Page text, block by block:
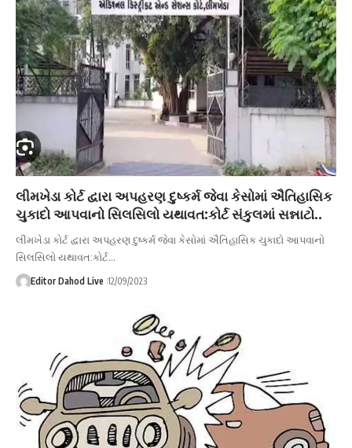
લીમખેડા કોર્ટ દ્વારા અપહરણ દુષ્કર્મ જેવા કેસોમાં ઐતિહાસિક
ચુકાદો આપવાનો સિલસિલો યથાવત:કોર્ટ સંકુલમાં સન્નાટો..
લીમખેડા કોર્ટ દ્વારા અપહરણ દુષ્કર્મ જેવા કેસોમાં ઐતિહાસિક ચુકાદો આપવાનો
સિલસિલો યથાવત:કોર્ટ…
Editor Dahod Live 12/09/2023